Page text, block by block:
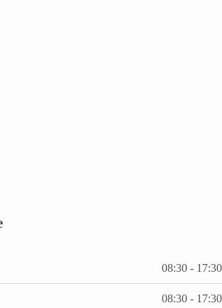
08:30 - 17:30
08:30 - 17:30